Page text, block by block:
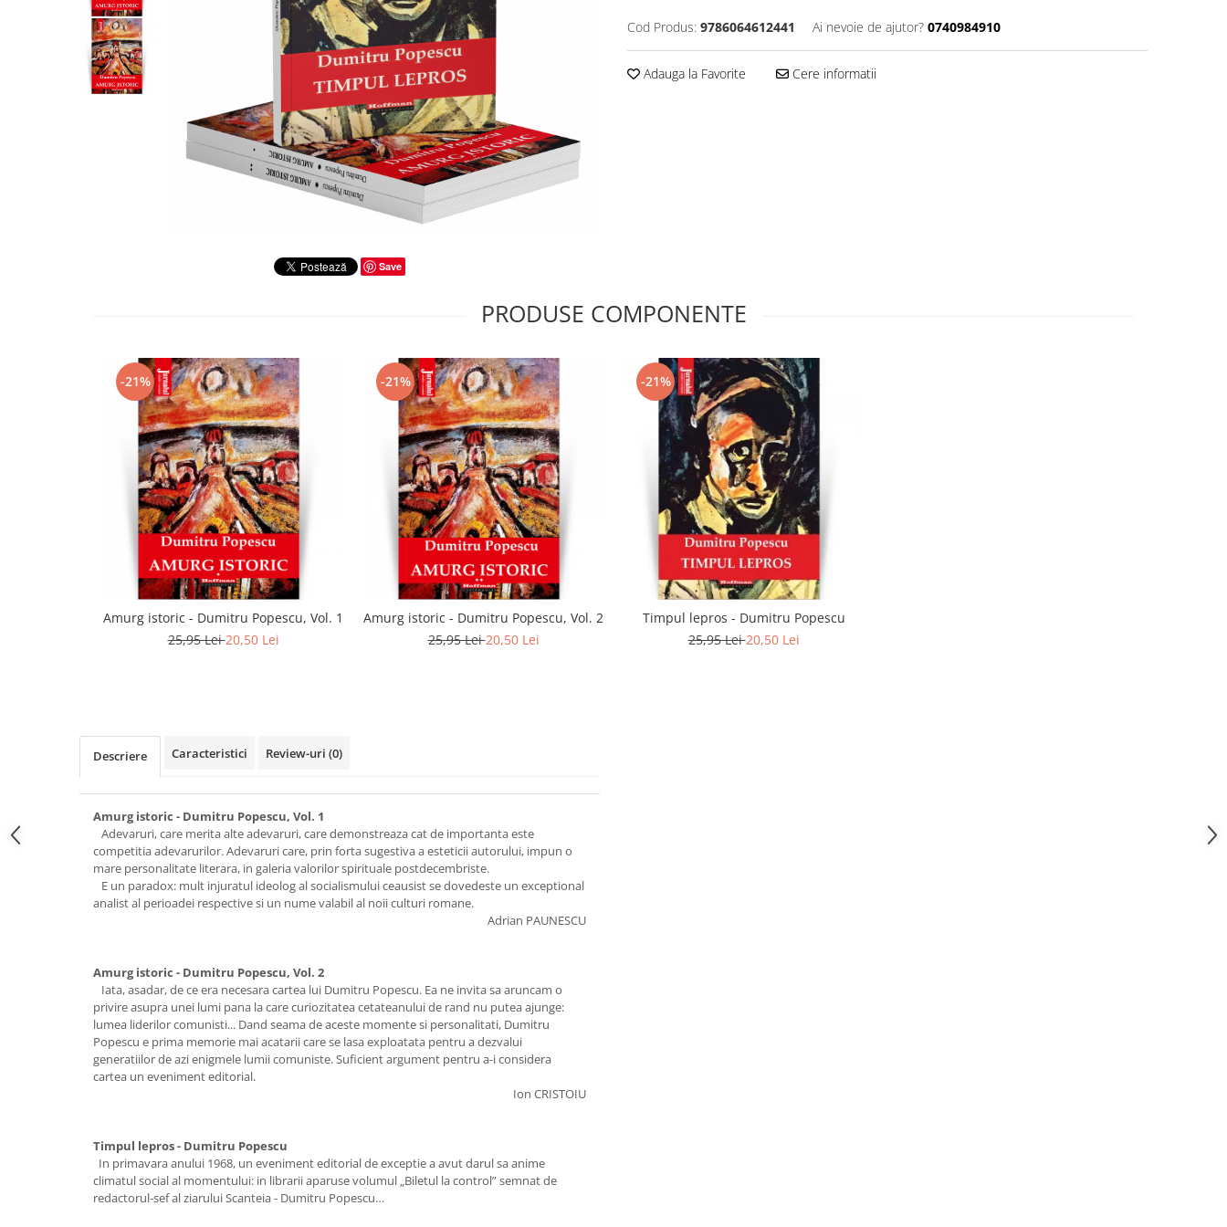
Contemporana
Save
Cod Produs: 9786064612441 Ai nevoie de ajutor? 0740984910
Adauga la Favorite Cere informatii
PRODUSE COMPONENTE
-21%
Amurg istoric - Dumitru Popescu, Vol. 1
25,95 Lei20,50 Lei
-21%
Amurg istoric - Dumitru Popescu, Vol. 2
25,95 Lei20,50 Lei
-21%
Timpul lepros - Dumitru Popescu
25,95 Lei20,50 Lei
Descriere Caracteristici Review-uri (0)
Amurg istoric - Dumitru Popescu, Vol. 1
Adevaruri, care merita alte adevaruri, care demonstreaza cat de importanta este
competitia adevarurilor. Adevaruri care, prin forta sugestiva a esteticii autorului, impun o
mare personalitate literara, in galeria valorilor spirituale postdecembriste.
E un paradox: mult injuratul ideolog al socialismului ceausist se dovedeste un exceptional
analist al perioadei respective si un nume valabil al noii culturi romane.
Adrian PAUNESCU
Amurg istoric - Dumitru Popescu, Vol. 2
Iata, asadar, de ce era necesara cartea lui Dumitru Popescu. Ea ne invita sa aruncam o
privire asupra unei lumi pana la care curiozitatea cetateanului de rand nu putea ajunge:
lumea liderilor comunisti... Dand seama de aceste momente si personalitati, Dumitru
Popescu e prima memorie mai acatarii care se lasa exploatata pentru a dezvalui
generatiilor de azi enigmele lumii comuniste. Suficient argument pentru a-i considera
cartea un eveniment editorial.
Ion CRISTOIU
Timpul lepros - Dumitru Popescu
In primavara anului 1968, un eveniment editorial de exceptie a avut darul sa anime
climatul social al momentului: in librarii aparuse volumul „Biletul la control” semnat de
redactorul-sef al ziarului Scanteia - Dumitru Popescu…